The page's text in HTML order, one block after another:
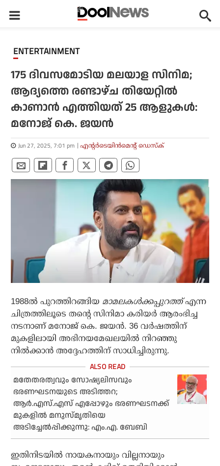
ENTERTAINMENT
175 ദിവസമോടിയ മലയാള സിനിമ;
ആദ്യത്തെ രണ്ടാഴ്ച തിയേറ്റില്‍
കാണാന്‍ എത്തിയത് 25 ആളുകള്‍:
മനോജ് കെ. ജയന്‍
Jun 27, 2025, 7:01 pm എന്റര്‍ടെയിന്‍മെന്റ് ഡെസ്‌ക്
1988ല്‍ പുറത്തിറങ്ങിയ മാമലകള്‍ക്കപ്പുറത്ത്എന്ന
ചിത്രത്തിലൂടെ തന്റെ സിനിമാ കരിയര്‍ ആരംഭിച്ച
നടനാണ് മനോജ് കെ. ജയന്‍. 36 വര്‍ഷത്തിന്
മുകളിലായി അഭിനയമേഖലയില്‍ നിറഞ്ഞു
നില്‍ക്കാന്‍ അദ്ദേഹത്തിന് സാധിച്ചിരുന്നു.
മതേതരത്വവും സോഷ്യലിസവും
ഭരണഘടനയുടെ അടിത്തറ;
ആര്‍.എസ്.എസ് എപ്പോഴും ഭരണഘടനക്ക്
മുകളില്‍ മനുസ്മൃതിയെ
അടിച്ചേല്‍പ്പിക്കുന്നു: എം.എ. ബേബി
ഇതിനിടയില്‍ നായകനായും വില്ലനായും